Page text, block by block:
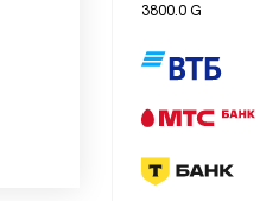
3800.0 G